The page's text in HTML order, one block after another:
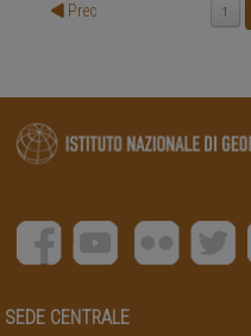
Prec 1
SEDE CENTRALE